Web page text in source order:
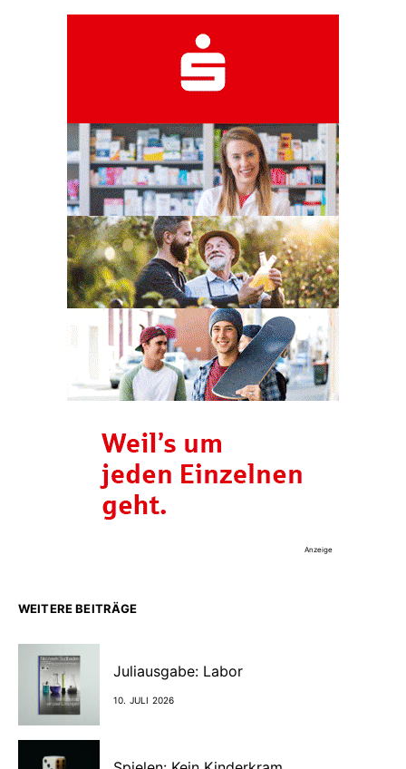
Anzeige
WEITERE BEITRÄGE
Juliausgabe: Labor
10. JULI 2026